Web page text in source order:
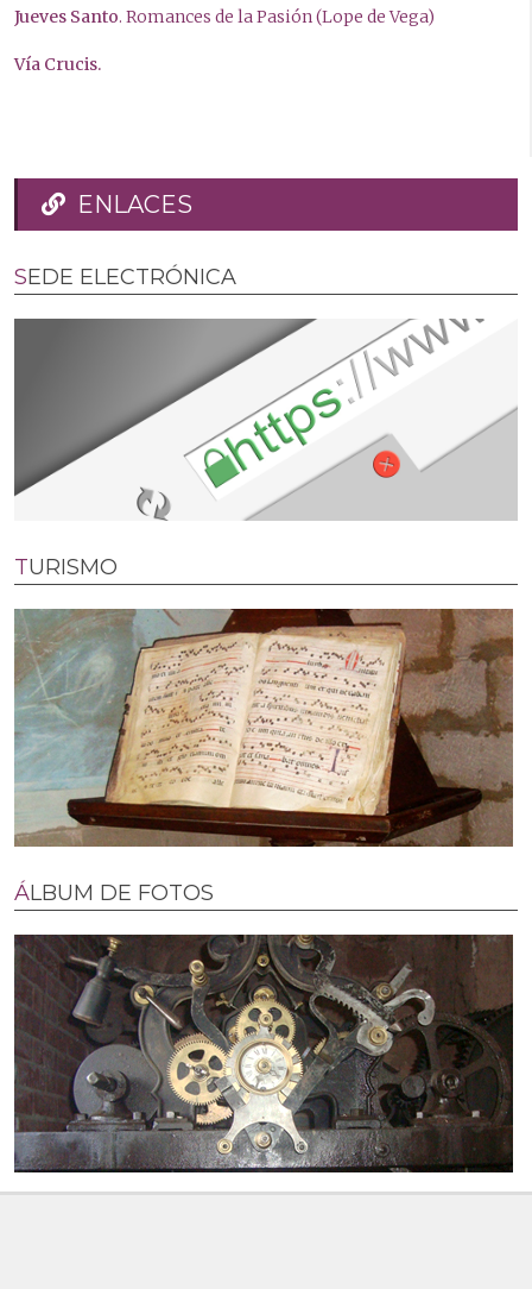
Jueves Santo. Romances de la Pasión (Lope de Vega)
Vía Crucis.
ENLACES
SEDE ELECTRÓNICA
TURISMO
ÁLBUM DE FOTOS